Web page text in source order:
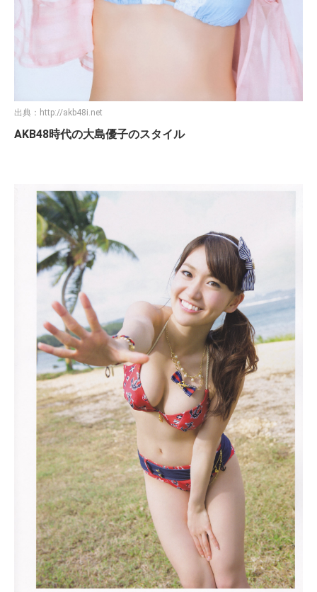
出典： http://akb48i.net
AKB48時代の大島優子のスタイル